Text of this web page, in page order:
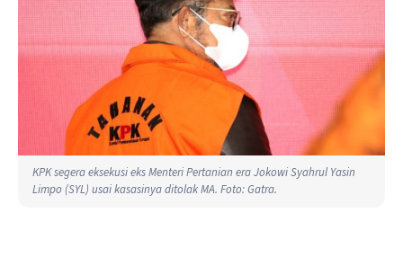
KPK segera eksekusi eks Menteri Pertanian era Jokowi Syahrul Yasin
Limpo (SYL) usai kasasinya ditolak MA. Foto: Gatra.